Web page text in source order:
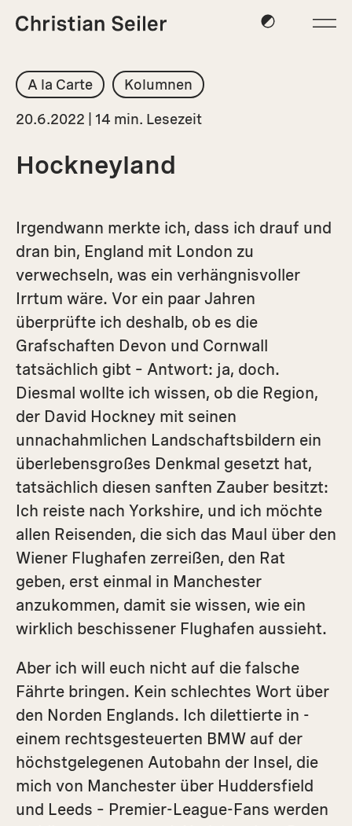
A la Carte Kolumnen
20.6.2022 | 14 min. Lesezeit
Hockneyland
Irgendwann merkte ich, dass ich drauf und
dran bin, England mit London zu
verwechseln, was ein verhängnisvoller
Irrtum wäre. Vor ein paar Jahren
überprüfte ich deshalb, ob es die
Grafschaften Devon und Cornwall
tatsächlich gibt – Antwort: ja, doch.
Diesmal wollte ich wissen, ob die Region,
der David Hockney mit seinen
unnachahmlichen Landschaftsbildern ein
überlebensgroßes Denkmal gesetzt hat,
tatsächlich diesen sanften Zauber besitzt:
Ich reiste nach Yorkshire, und ich möchte
allen Reisenden, die sich das Maul über den
Wiener Flughafen zerreißen, den Rat
geben, erst einmal in Manchester
anzukommen, damit sie wissen, wie ein
wirklich beschissener Flughafen aussieht.
Aber ich will euch nicht auf die falsche
Fährte bringen. Kein schlechtes Wort über
den Norden Englands. Ich dilettierte in ­
einem rechtsgesteuerten BMW auf der
höchstgelegenen Autobahn der Insel, die
mich von Manchester über Huddersfield
und Leeds – Premier-League-Fans werden